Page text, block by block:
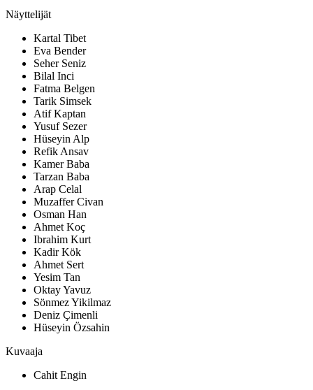
Näyttelijät
Kartal Tibet
Eva Bender
Seher Seniz
Bilal Inci
Fatma Belgen
Tarik Simsek
Atif Kaptan
Yusuf Sezer
Hüseyin Alp
Refik Ansav
Kamer Baba
Tarzan Baba
Arap Celal
Muzaffer Civan
Osman Han
Ahmet Koç
Ibrahim Kurt
Kadir Kök
Ahmet Sert
Yesim Tan
Oktay Yavuz
Sönmez Yikilmaz
Deniz Çimenli
Hüseyin Özsahin
Kuvaaja
Cahit Engin